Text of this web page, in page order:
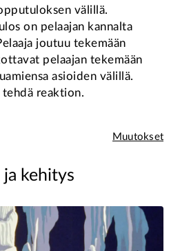
välillä.
on pelaajan kannalta
joutuu tekemään
pelaajan tekemään
asioiden välillä.
tehdä reaktion.
Muutokset
kehitys